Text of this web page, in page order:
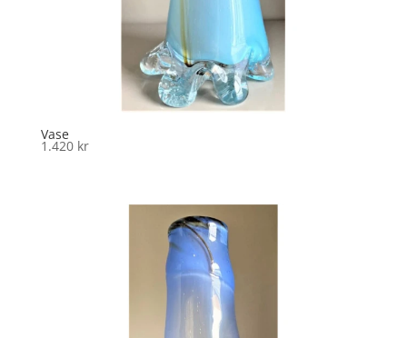
Vase
1.420 kr